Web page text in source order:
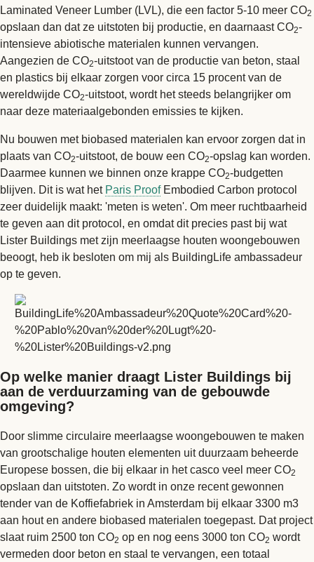
Laminated Veneer Lumber (LVL), die een factor 5-10 meer CO2
opslaan dan dat ze uitstoten bij productie, en daarnaast CO2-
intensieve abiotische materialen kunnen vervangen.
Aangezien de CO2-uitstoot van de productie van beton, staal
en plastics bij elkaar zorgen voor circa 15 procent van de
wereldwijde CO2-uitstoot, wordt het steeds belangrijker om
naar deze materiaalgebonden emissies te kijken.
Nu bouwen met biobased materialen kan ervoor zorgen dat in
plaats van CO2-uitstoot, de bouw een CO2-opslag kan worden.
Daarmee kunnen we binnen onze krappe CO2-budgetten
blijven. Dit is wat het Paris ProofEmbodied Carbon protocol
zeer duidelijk maakt: 'meten is weten'. Om meer ruchtbaarheid
te geven aan dit protocol, en omdat dit precies past bij wat
Lister Buildings met zijn meerlaagse houten woongebouwen
beoogt, heb ik besloten om mij als BuildingLife ambassadeur
op te geven.
Op welke manier draagt Lister Buildings bij
aan de verduurzaming van de gebouwde
omgeving?
Door slimme circulaire meerlaagse woongebouwen te maken
van grootschalige houten elementen uit duurzaam beheerde
Europese bossen, die bij elkaar in het casco veel meer CO2
opslaan dan uitstoten. Zo wordt in onze recent gewonnen
tender van de Koffiefabriek in Amsterdam bij elkaar 3300 m3
aan hout en andere biobased materialen toegepast. Dat project
slaat ruim 2500 ton CO2 op en nog eens 3000 ton CO2 wordt
vermeden door beton en staal te vervangen, een totaal